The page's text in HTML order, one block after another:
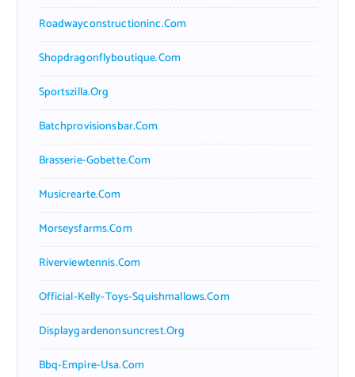
Roadwayconstructioninc.com
Shopdragonflyboutique.com
Sportszilla.org
Batchprovisionsbar.com
Brasserie-Gobette.com
Musicrearte.com
Morseysfarms.com
Riverviewtennis.com
Official-Kelly-Toys-Squishmallows.com
Displaygardenonsuncrest.org
Bbq-Empire-Usa.com